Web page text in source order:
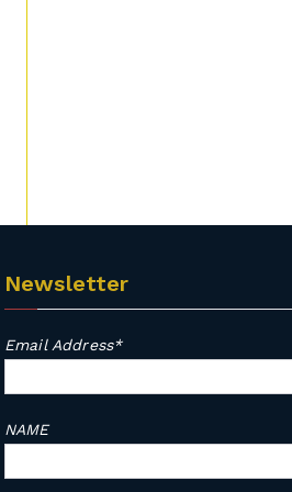
Newsletter
Email Address*
NAME